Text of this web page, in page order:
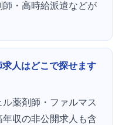
・高時給派遣などが
人はどこで探せます
薬剤師・ファルマス
収の非公開求人も含